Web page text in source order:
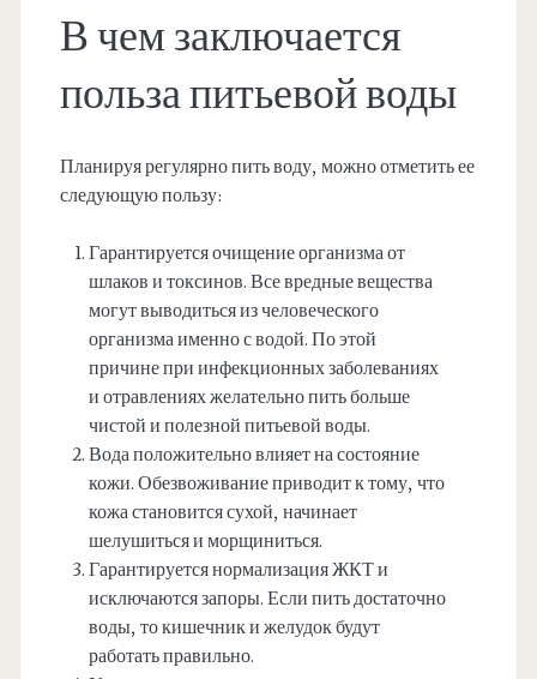
В чем заключается
польза питьевой воды
Планируя регулярно пить воду, можно отметить ее
следующую пользу:
Гарантируется очищение организма от
шлаков и токсинов. Все вредные вещества
могут выводиться из человеческого
организма именно с водой. По этой
причине при инфекционных заболеваниях
и отравлениях желательно пить больше
чистой и полезной питьевой воды.
Вода положительно влияет на состояние
кожи. Обезвоживание приводит к тому, что
кожа становится сухой, начинает
шелушиться и морщиниться.
Гарантируется нормализация ЖКТ и
исключаются запоры. Если пить достаточно
воды, то кишечник и желудок будут
работать правильно.